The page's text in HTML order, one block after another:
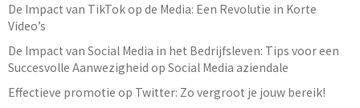
De Impact van TikTok op de Media: Een Revolutie in Korte
Video’s
De Impact van Social Media in het Bedrijfsleven: Tips voor een
Succesvolle Aanwezigheid op Social Media aziendale
Effectieve promotie op Twitter: Zo vergroot je jouw bereik!